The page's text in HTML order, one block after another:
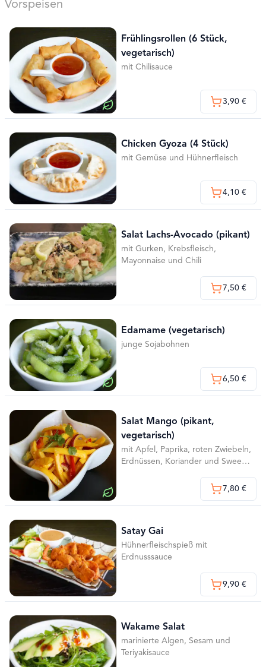
Vorspeisen
Frühlingsrollen (6 Stück,
vegetarisch)
mit Chilisauce
3,90 €
Chicken Gyoza (4 Stück)
mit Gemüse und Hühnerfleisch
4,10 €
Salat Lachs-Avocado (pikant)
mit Gurken, Krebsfleisch,
Mayonnaise und Chili
7,50 €
Edamame (vegetarisch)
junge Sojabohnen
6,50 €
Salat Mango (pikant,
vegetarisch)
mit Apfel, Paprika, roten Zwiebeln,
Erdnüssen, Koriander und Sweet
7,80 €
Satay Gai
Hühnerfleischspieß mit
Erdnusssauce
9,90 €
Wakame Salat
marinierte Algen, Sesam und
Teriyakisauce